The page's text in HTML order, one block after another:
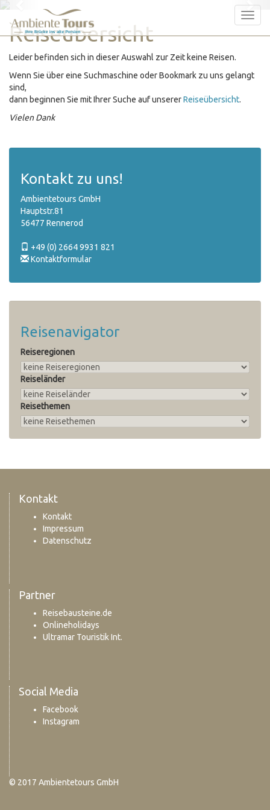
Previous
Reiseübersicht
Leider befinden sich in dieser Auswahl zur Zeit keine Reisen.
Wenn Sie über eine Suchmaschine oder Bookmark zu uns gelangt
sind,
dann beginnen Sie mit Ihrer Suche auf unsererReiseübersicht.
Vielen Dank
Kontakt zu uns!
Ambientetours GmbH
Hauptstr.81
56477 Rennerod
+49 (0) 2664 9931 821
Kontaktformular
Reisenavigator
Reiseregionen
Reiseländer
Reisethemen
Kontakt
Kontakt
Impressum
Datenschutz
Partner
Reisebausteine.de
Onlineholidays
Ultramar Touristik Int.
Social Media
Facebook
Instagram
© 2017 Ambientetours GmbH